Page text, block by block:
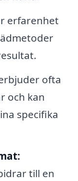
erfarenhet
ofta
och kan
specifika
till en